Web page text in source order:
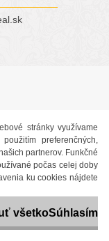
stránky využívame
preferenčných,
partnerov. Funkčné
počas celej doby
ku cookies nájdete
všetkoSúhlasím